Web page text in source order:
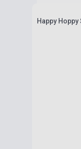
Happy